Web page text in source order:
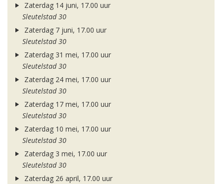
Zaterdag 14 juni, 17.00 uur
Sleutelstad 30
Zaterdag 7 juni, 17.00 uur
Sleutelstad 30
Zaterdag 31 mei, 17.00 uur
Sleutelstad 30
Zaterdag 24 mei, 17.00 uur
Sleutelstad 30
Zaterdag 17 mei, 17.00 uur
Sleutelstad 30
Zaterdag 10 mei, 17.00 uur
Sleutelstad 30
Zaterdag 3 mei, 17.00 uur
Sleutelstad 30
Zaterdag 26 april, 17.00 uur